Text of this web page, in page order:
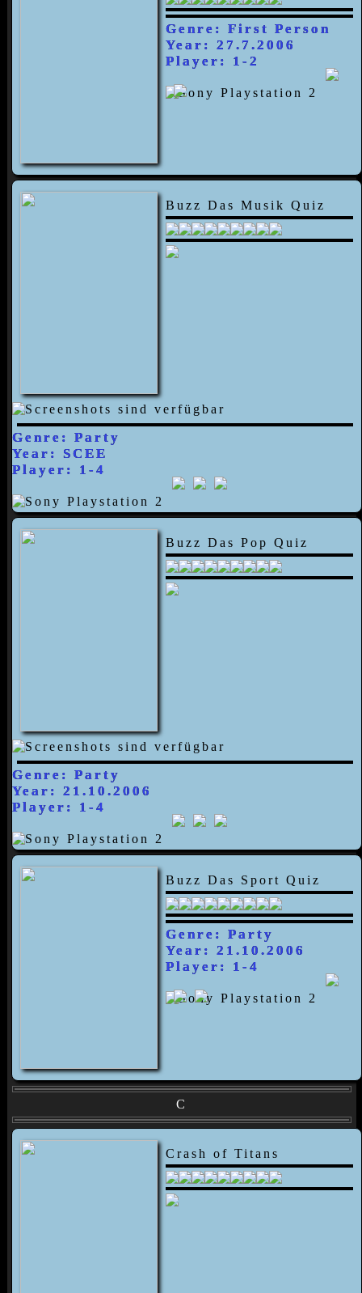
Genre: First Person
Year: 27.7.2006
Player: 1-2
Buzz Das Musik Quiz
Genre: Party
Year: SCEE
Player: 1-4
Buzz Das Pop Quiz
Genre: Party
Year: 21.10.2006
Player: 1-4
Buzz Das Sport Quiz
Genre: Party
Year: 21.10.2006
Player: 1-4
C
Crash of Titans